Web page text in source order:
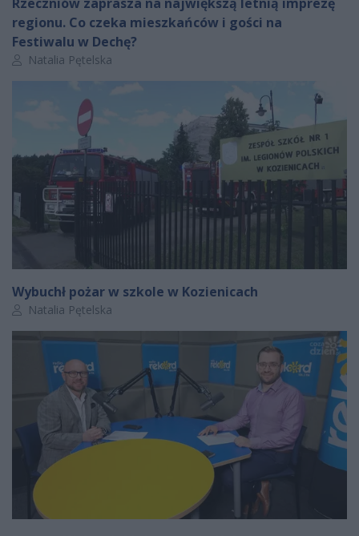
regionu. Co czeka mieszkańców i gości na
Festiwalu w Dechę?
Autor artykułu:
Natalia Pętelska
Wybuchł pożar w szkole w Kozienicach
Autor artykułu:
Natalia Pętelska